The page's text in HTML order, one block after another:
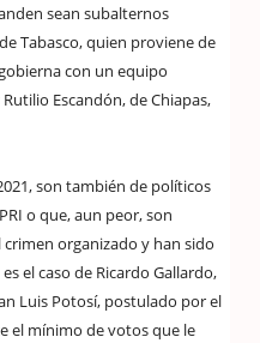
sean subalternos
Tabasco, quien proviene de
con un equipo
Escandón, de Chiapas,
son también de políticos
o que, aun peor, son
organizado y han sido
el caso de Ricardo Gallardo,
Luis Potosí, postulado por el
el mínimo de votos que le